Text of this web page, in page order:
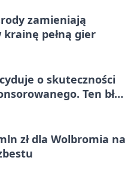
zamieniają
pełną gier
o skuteczności
Ten błąd
zł dla Wolbromia na